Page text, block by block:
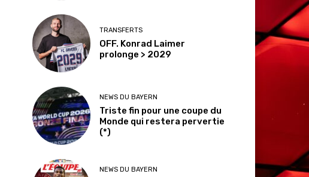
TRANSFERTS
OFF. Konrad Laimer
prolonge > 2029
NEWS DU BAYERN
Triste fin pour une coupe du
Monde qui restera pervertie
(*)
NEWS DU BAYERN